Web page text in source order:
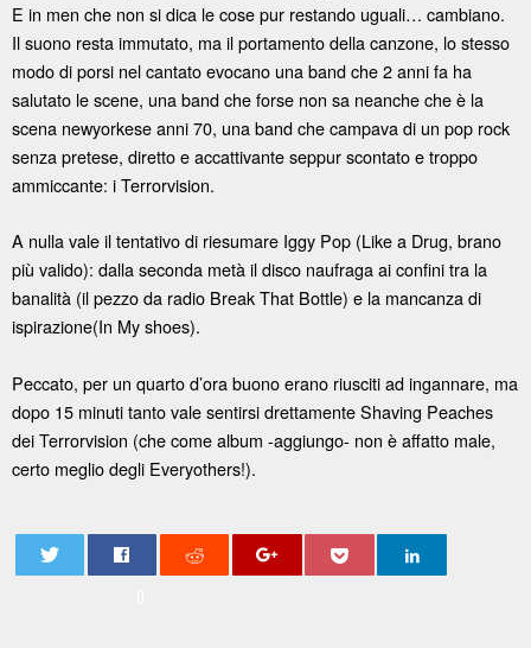
E in men che non si dica le cose pur restando uguali… cambiano.
Il suono resta immutato, ma il portamento della canzone, lo stesso
modo di porsi nel cantato evocano una band che 2 anni fa ha
salutato le scene, una band che forse non sa neanche che è la
scena newyorkese anni 70, una band che campava di un pop rock
senza pretese, diretto e accattivante seppur scontato e troppo
ammiccante: i Terrorvision.
A nulla vale il tentativo di riesumare Iggy Pop (Like a Drug, brano
più valido): dalla seconda metà il disco naufraga ai confini tra la
banalità (il pezzo da radio Break That Bottle) e la mancanza di
ispirazione(In My shoes).
Peccato, per un quarto d’ora buono erano riusciti ad ingannare, ma
dopo 15 minuti tanto vale sentirsi drettamente Shaving Peaches
dei Terrorvision (che come album -aggiungo- non è affatto male,
certo meglio degli Everyothers!).